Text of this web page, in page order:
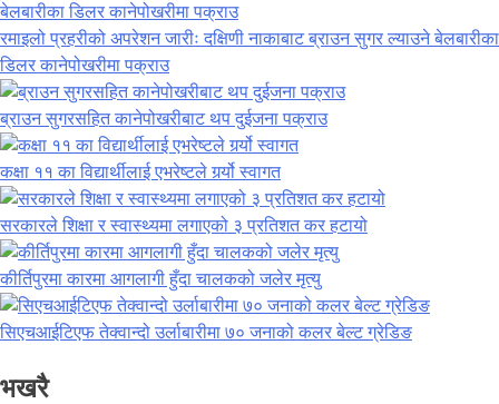
रमाइलो प्रहरीको अपरेशन जारीः दक्षिणी नाकाबाट ब्राउन सुगर ल्याउने बेलबारीका
डिलर कानेपोखरीमा पक्राउ
ब्राउन सुगरसहित कानेपोखरीबाट थप दुईजना पक्राउ
कक्षा ११ का विद्यार्थीलाई एभरेष्टले गर्र्यो स्वागत
सरकारले शिक्षा र स्वास्थ्यमा लगाएको ३ प्रतिशत कर हटायो
कीर्तिपुरमा कारमा आगलागी हुँदा चालकको जलेर मृत्यु
सिएचआईटिएफ तेक्वान्दो उर्लाबारीमा ७० जनाको कलर बेल्ट ग्रेडिङ
भखरै